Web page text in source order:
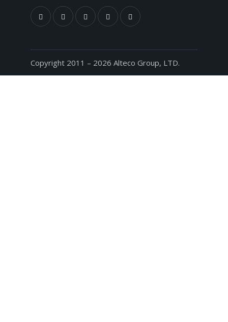
Copyright 2011 – 2026 Alteco Group, LTD.